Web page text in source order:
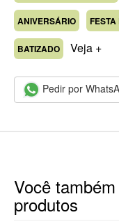
ANIVERSÁRIO FESTA
BATIZADO Veja +
Pedir por
Você
produtos